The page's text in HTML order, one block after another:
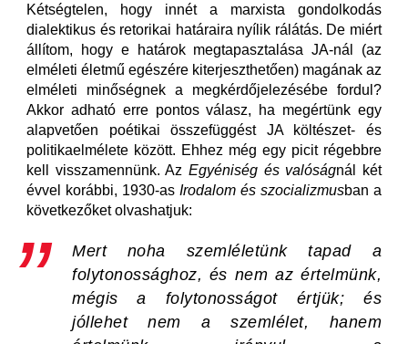
Kétségtelen, hogy innét a marxista gondolkodás
dialektikus és retorikai határaira nyílik rálátás. De miért
állítom, hogy e határok megtapasztalása JA-nál (az
elméleti életmű egészére kiterjeszthetően) magának az
elméleti minőségnek a megkérdőjelezésébe fordul?
Akkor adható erre pontos válasz, ha megértünk egy
alapvetően poétikai összefüggést JA költészet- és
politikaelmélete között. Ehhez még egy picit régebbre
kell visszamennünk. Az Egyéniség és valóságnál két
évvel korábbi, 1930-as Irodalom és szocializmusban a
következőket olvashatjuk:
Mert noha szemléletünk tapad a
folytonossághoz, és nem az értelmünk,
mégis a folytonosságot értjük; és
jóllehet nem a szemlélet, hanem